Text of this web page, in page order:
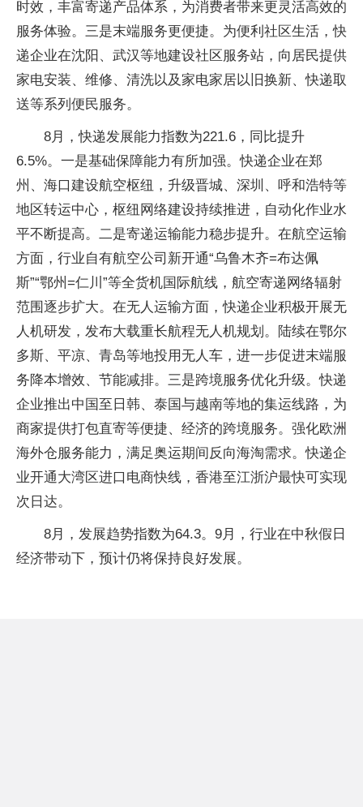
时效，丰富寄递产品体系，为消费者带来更灵活高效的
服务体验。三是末端服务更便捷。为便利社区生活，快
递企业在沈阳、武汉等地建设社区服务站，向居民提供
家电安装、维修、清洗以及家电家居以旧换新、快递取
送等系列便民服务。
8月，快递发展能力指数为221.6，同比提升
6.5%。一是基础保障能力有所加强。快递企业在郑
州、海口建设航空枢纽，升级晋城、深圳、呼和浩特等
地区转运中心，枢纽网络建设持续推进，自动化作业水
平不断提高。二是寄递运输能力稳步提升。在航空运输
方面，行业自有航空公司新开通“乌鲁木齐=布达佩
斯”“鄂州=仁川”等全货机国际航线，航空寄递网络辐射
范围逐步扩大。在无人运输方面，快递企业积极开展无
人机研发，发布大载重长航程无人机规划。陆续在鄂尔
多斯、平凉、青岛等地投用无人车，进一步促进末端服
务降本增效、节能减排。三是跨境服务优化升级。快递
企业推出中国至日韩、泰国与越南等地的集运线路，为
商家提供打包直寄等便捷、经济的跨境服务。强化欧洲
海外仓服务能力，满足奥运期间反向海淘需求。快递企
业开通大湾区进口电商快线，香港至江浙沪最快可实现
次日达。
8月，发展趋势指数为64.3。9月，行业在中秋假日
经济带动下，预计仍将保持良好发展。